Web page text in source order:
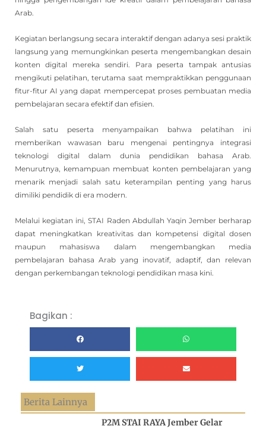
Arab.
Kegiatan berlangsung secara interaktif dengan adanya sesi praktik
langsung yang memungkinkan peserta mengembangkan desain
konten digital mereka sendiri. Para peserta tampak antusias
mengikuti pelatihan, terutama saat mempraktikkan penggunaan
fitur-fitur AI yang dapat mempercepat proses pembuatan media
pembelajaran secara efektif dan efisien.
Salah satu peserta menyampaikan bahwa pelatihan ini
memberikan wawasan baru mengenai pentingnya integrasi
teknologi digital dalam dunia pendidikan bahasa Arab.
Menurutnya, kemampuan membuat konten pembelajaran yang
menarik menjadi salah satu keterampilan penting yang harus
dimiliki pendidik di era modern.
Melalui kegiatan ini, STAI Raden Abdullah Yaqin Jember berharap
dapat meningkatkan kreativitas dan kompetensi digital dosen
maupun mahasiswa dalam mengembangkan media
pembelajaran bahasa Arab yang inovatif, adaptif, dan relevan
dengan perkembangan teknologi pendidikan masa kini.
Bagikan :
Berita Lainnya
P2M STAI RAYA Jember Gelar